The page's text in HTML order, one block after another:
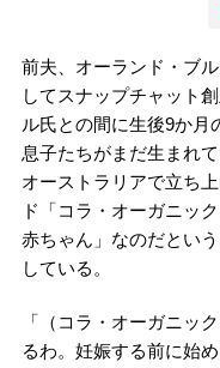
前夫、オーランド・ブ
してスナップチャット
ル氏との間に生後9か月
息子たちがまだ生まれ
オーストラリアで立ち
ド「コラ・オーガニッ
赤ちゃん」なのだとい
している。
「（コラ・オーガニッ
るわ。妊娠する前に始